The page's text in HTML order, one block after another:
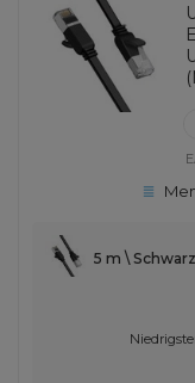
5 m \ Schwarz